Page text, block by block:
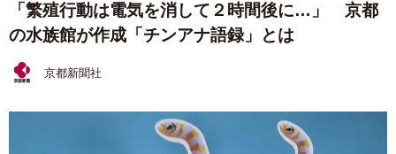
「繁殖行動は電気を消して２時間後に…」 京都
の水族館が作成「チンアナ語録」とは
京都新聞社